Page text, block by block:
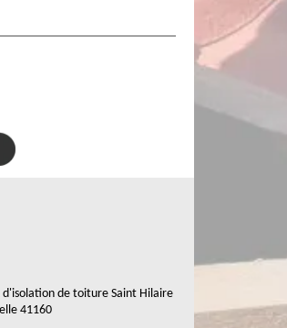
d'isolation de toiture Saint Hilaire
41160